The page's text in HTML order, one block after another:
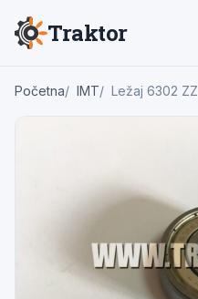
Traktor
Početna IMT Ležaj 6302 ZZ